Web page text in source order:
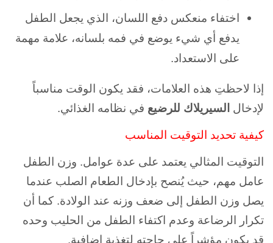
اختفاء منعكس دفع اللسان، الذي يجعل الطفل
يدفع أي شيء يوضع في فمه بلسانه، علامة مهمة
على الاستعداد.
إذا لاحظتِ هذه العلامات، فقد يكون الوقت مناسباً
لإدخال السيريلاك للرضيع في نظامه الغذائي.
كيفية تحديد التوقيت المناسب
التوقيت المثالي يعتمد على عدة عوامل. وزن الطفل
عامل مهم، حيث يُنصح بإدخال الطعام الصلب عندما
يصل وزن الطفل إلى ضعف وزنه عند الولادة. كما أن
تكرار الرضاعة وعدم اكتفاء الطفل من الحليب وحده
قد يكون مؤشراً على حاجته لتغذية إضافية.